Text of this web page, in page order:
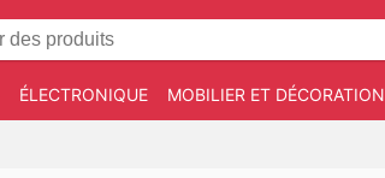
ÉLECTRONIQUE MOBILIER ET DÉCORATION